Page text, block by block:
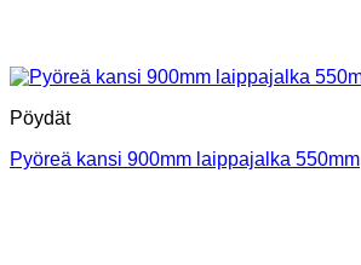
Pöydät
Pyöreä kansi 900mm laippajalka 550mm